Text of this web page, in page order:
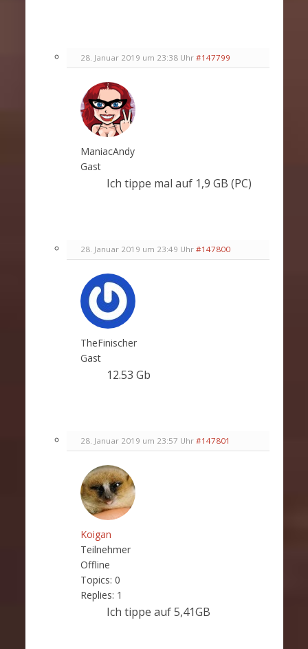
28. Januar 2019 um 23:38 Uhr #147799
ManiacAndy
Gast
Ich tippe mal auf 1,9 GB (PC)
28. Januar 2019 um 23:49 Uhr #147800
TheFinischer
Gast
12.53 Gb
28. Januar 2019 um 23:57 Uhr #147801
Koigan
Teilnehmer
Offline
Topics: 0
Replies: 1
Ich tippe auf 5,41GB